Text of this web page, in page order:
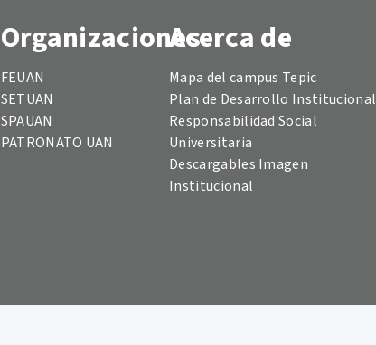
Organizaciones
FEUAN
SETUAN
SPAUAN
PATRONATO UAN
Acerca de
Mapa del campus Tepic
Plan de Desarrollo Institucional
Responsabilidad Social
Universitaria
Descargables Imagen
Institucional